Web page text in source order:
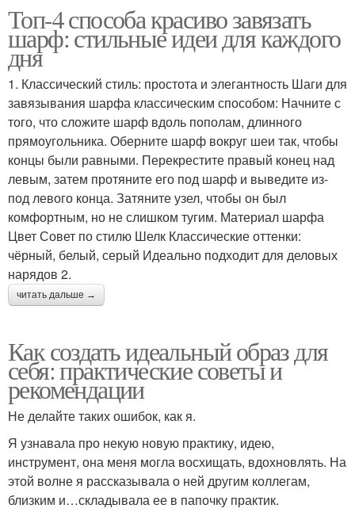
Топ-4 способа красиво завязать
шарф: стильные идеи для каждого
дня
1. Классический стиль: простота и элегантность Шаги для
завязывания шарфа классическим способом: Начните с
того, что сложите шарф вдоль пополам, длинного
прямоугольника. Оберните шарф вокруг шеи так, чтобы
концы были равными. Перекрестите правый конец над
левым, затем протяните его под шарф и выведите из-
под левого конца. Затяните узел, чтобы он был
комфортным, но не слишком тугим. Материал шарфа
Цвет Совет по стилю Шелк Классические оттенки:
чёрный, белый, серый Идеально подходит для деловых
нарядов 2.
читать дальше →
Как создать идеальный образ для
себя: практические советы и
рекомендации
Не делайте таких ошибок, как я.
Я узнавала про некую новую практику, идею,
инструмент, она меня могла восхищать, вдохновлять. На
этой волне я рассказывала о ней другим коллегам,
близким и…складывала ее в папочку практик.